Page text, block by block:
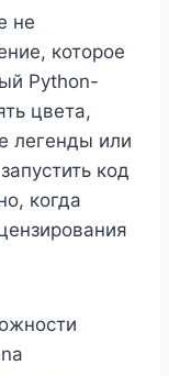
не
которое
Python-
цвета,
легенды или
код
когда